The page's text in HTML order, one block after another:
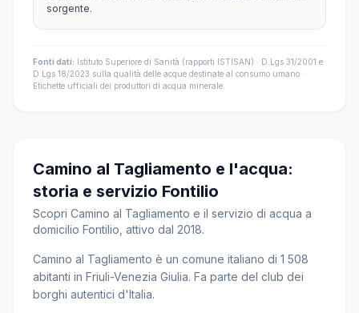
sorgente.
Fonti dati: Istituto Superiore di Sanità (rapporti ISTISAN) · D.Lgs 31/2001 e
D.Lgs 18/2023 sulla qualità delle acque destinate al consumo umano ·
Etichette ufficiali dei produttori di acqua minerale.
Camino al Tagliamento e l'acqua:
storia e servizio Fontilio
Scopri Camino al Tagliamento e il servizio di acqua a
domicilio Fontilio, attivo dal 2018.
Camino al Tagliamento è un comune italiano di 1 508
abitanti in Friuli-Venezia Giulia. Fa parte del club dei
borghi autentici d'Italia.